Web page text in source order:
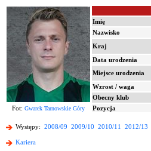
Imię
Nazwisko
Kraj
Data urodzenia
Miejsce urodzenia
Wzrost / waga
Obecny klub
Fot: Gwarek Tarnowskie Góry Pozycja
Występy: 2008/09 2009/10 2010/11 2012/13
Kariera